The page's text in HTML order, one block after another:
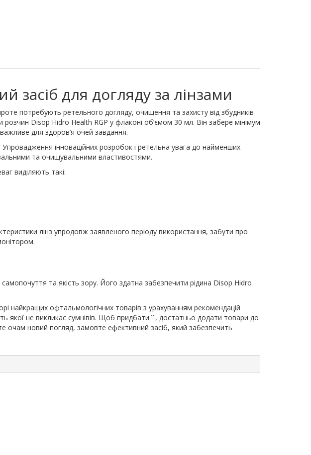
для догляду за лінзами
потребують ретельного догляду, очищення та захисту від збудників
Disop Hidro Health RGP у флаконі об’ємом 30 мл. Він забере мінімум
для здоров’я очей завдання.
інноваційних розробок і ретельна увага до найменших
та очищувальними властивостями.
виділяють такі:
лінз упродовж заявленого періоду використання, забути про
та якість зору. Його здатна забезпечити рідина Disop Hidro
найкращих офтальмологічних товарів з урахуванням рекомендацій
якої не викликає сумнівів. Щоб придбати її, достатньо додати товари до
очам новий погляд, замовте ефективний засіб, який забезпечить